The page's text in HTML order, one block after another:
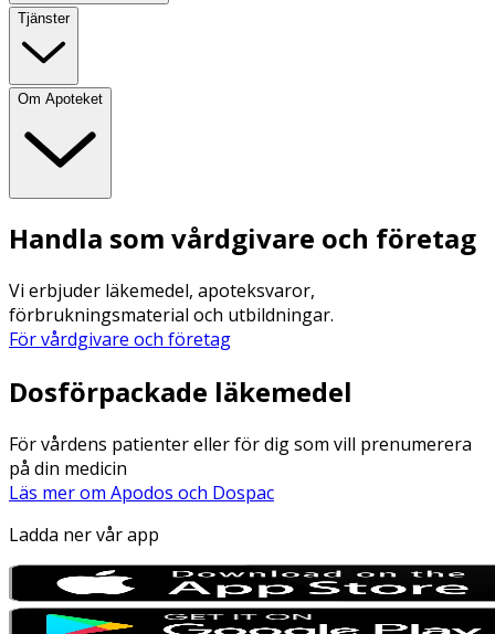
Tjänster
Om Apoteket
Handla som vårdgivare och företag
Vi erbjuder läkemedel, apoteksvaror,
förbrukningsmaterial och utbildningar.
För vårdgivare och företag
Dosförpackade läkemedel
För vårdens patienter eller för dig som vill prenumerera
på din medicin
Läs mer om Apodos och Dospac
Ladda ner vår app